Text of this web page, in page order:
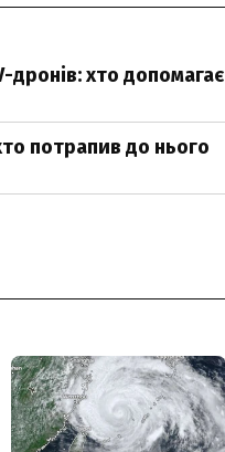
дронів: хто допомагає
потрапив до нього